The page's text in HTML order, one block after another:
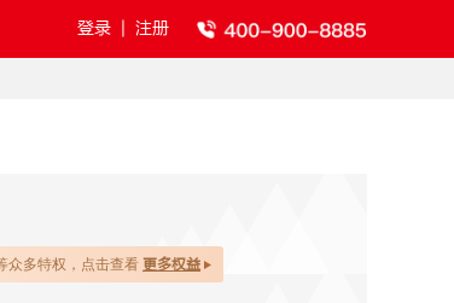
登录 注册
众多特权，点击查看 更多权益